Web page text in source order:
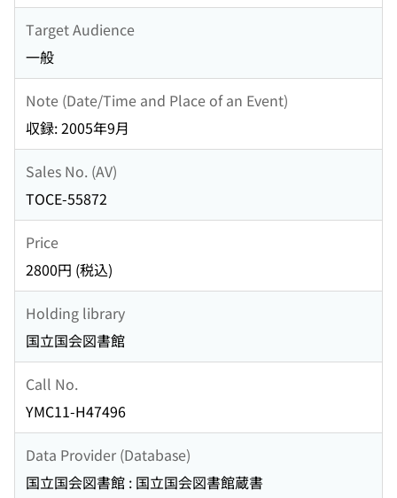
Target Audience
一般
Note (Date/Time and Place of an Event)
収録: 2005年9月
Sales No. (AV)
TOCE-55872
Price
2800円 (税込)
Holding library
国立国会図書館
Call No.
YMC11-H47496
Data Provider (Database)
国立国会図書館 : 国立国会図書館蔵書